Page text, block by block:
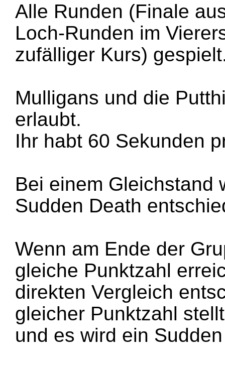
Alle Runden (Finale
Loch-Runden im
zufälliger Kurs)
Mulligans und die
erlaubt.
Ihr habt 60 Sekunden
Bei einem Gleichstand
Sudden Death
Wenn am Ende der
gleiche Punktzahl
direkten Vergleich
gleicher Punktzahl
und es wird ein